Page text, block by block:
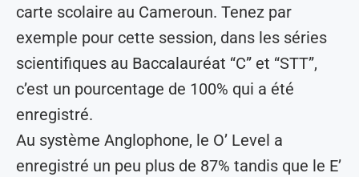
carte scolaire au Cameroun. Tenez par
exemple pour cette session, dans les séries
scientifiques au Baccalauréat “C” et “STT”,
c’est un pourcentage de 100% qui a été
enregistré.
Au système Anglophone, le O’ Level a
enregistré un peu plus de 87% tandis que le E’